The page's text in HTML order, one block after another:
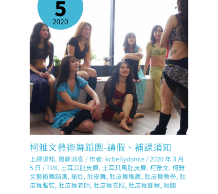
5
2020
柯雅文藝術舞蹈團-請假、補課須知
上課須知,最新消息 / 作者: kcbellydance /2020 年 3 月
5 日 /TRX, 土耳其肚皮舞, 土耳其風肚皮舞,柯雅文,柯雅
文藝術舞蹈團,瑜珈, 肚皮舞, 肚皮舞推薦, 肚皮舞教學, 肚
皮舞服裝, 肚皮舞老師, 肚皮舞衣服, 肚皮舞課程,舞團